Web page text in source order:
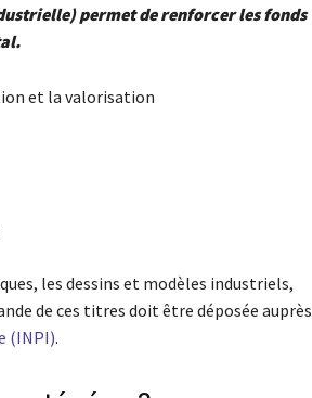
permet de renforcer les fonds
et la valorisation
les dessins et modèles industriels,
de ces titres doit être déposée auprès
(INPI).